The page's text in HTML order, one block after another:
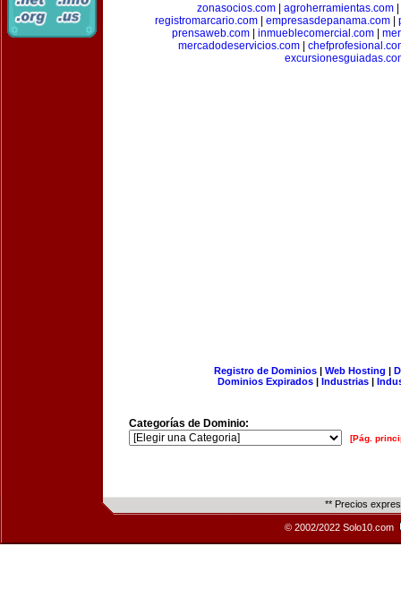
zonasocios.com
agroherramientas.com
registromarcario.com| empresasdepanama.com|
prensaweb.com| inmueblecomercial.com|
mercadodeservicios.com
Registro de Dominios| Web Hosting |
Dominios Expirados | Industrias |
Categorías de Dominio:
[Pág.
** Precios
© 2002/2022 Solo10.com